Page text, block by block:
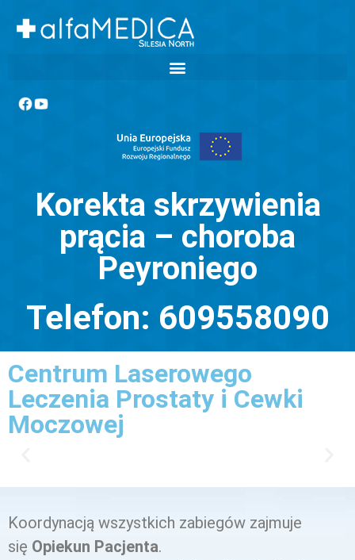
Korekta skrzywienia
prącia – choroba
Peyroniego
Telefon: 609558090
Centrum Laserowego
Leczenia Prostaty i Cewki
Moczowej
Koordynacją wszystkich zabiegów zajmuje
się Opiekun Pacjenta.